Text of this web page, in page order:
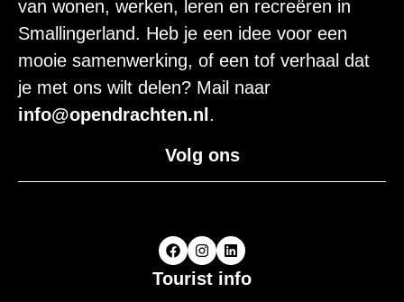
van wonen, werken, leren en recreëren in
Smallingerland. Heb je een idee voor een
mooie samenwerking, of een tof verhaal dat
je met ons wilt delen? Mail naar
info@opendrachten.nl .
Volg ons
Tourist info